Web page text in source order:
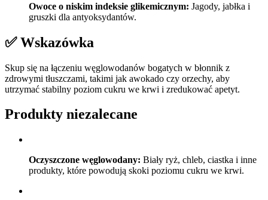
Owoce o niskim indeksie glikemicznym: Jagody, jabłka i
gruszki dla antyoksydantów.
✅ Wskazówka
Skup się na łączeniu węglowodanów bogatych w błonnik z
zdrowymi tłuszczami, takimi jak awokado czy orzechy, aby
utrzymać stabilny poziom cukru we krwi i zredukować apetyt.
Produkty niezalecane
Oczyszczone węglowodany: Biały ryż, chleb, ciastka i inne
produkty, które powodują skoki poziomu cukru we krwi.